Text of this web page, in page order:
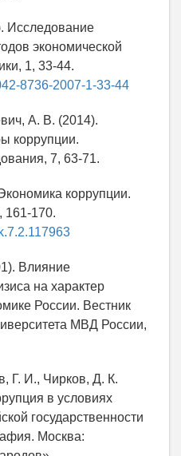
Исследование
экономической
1, 33-44.
8736-2007-1-33-44
А. В. (2014).
коррупции.
7, 63-71.
коррупции.
161-170.
Влияние
на характер
России. Вестник
МВД России,
Г. И., Чирков, Д. К.
в условиях
государственности
Москва: